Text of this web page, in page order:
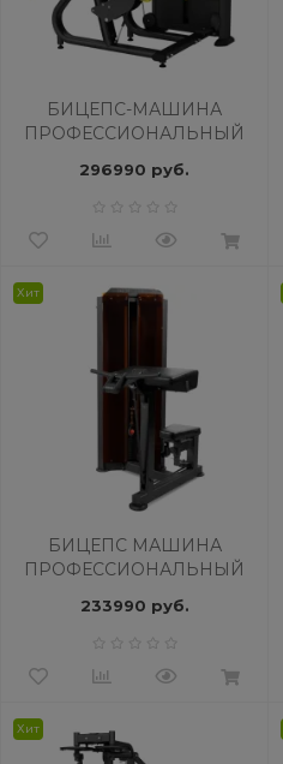
БИЦЕПС-МАШИНА
ПРОФЕССИОНАЛЬНЫЙ
296990 руб.
Хит
БИЦЕПС МАШИНА
ПРОФЕССИОНАЛЬНЫЙ
ML-803
233990 руб.
Хит